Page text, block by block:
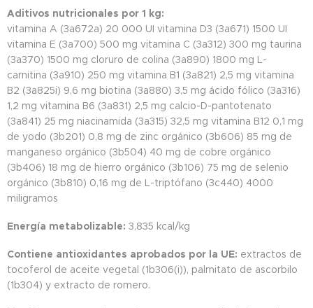
Aditivos nutricionales por 1 kg:
vitamina A (3a672a) 20 000 UI vitamina D3 (3a671) 1500 UI
vitamina E (3a700) 500 mg vitamina C (3a312) 300 mg taurina
(3a370) 1500 mg cloruro de colina (3a890) 1800 mg L-
carnitina (3a910) 250 mg vitamina B1 (3a821) 2,5 mg vitamina
B2 (3a825i) 9,6 mg biotina (3a880) 3,5 mg ácido fólico (3a316)
1,2 mg vitamina B6 (3a831) 2,5 mg calcio-D-pantotenato
(3a841) 25 mg niacinamida (3a315) 32,5 mg vitamina B12 0,1 mg
de yodo (3b201) 0,8 mg de zinc orgánico (3b606) 85 mg de
manganeso orgánico (3b504) 40 mg de cobre orgánico
(3b406) 18 mg de hierro orgánico (3b106) 75 mg de selenio
orgánico (3b810) 0,16 mg de L-triptófano (3c440) 4000
miligramos
Energía metabolizable: 3,835 kcal/kg
Contiene antioxidantes aprobados por la UE: extractos de
tocoferol de aceite vegetal (1b306(i)), palmitato de ascorbilo
(1b304) y extracto de romero.